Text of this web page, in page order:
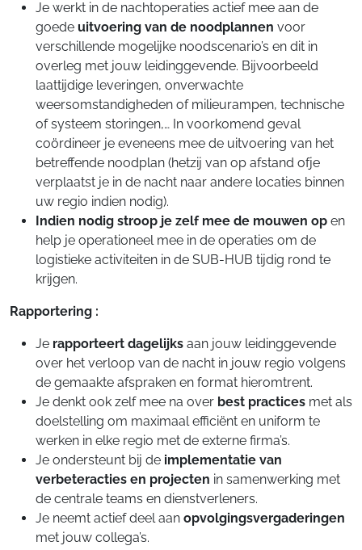
Je werkt in de nachtoperaties actief mee aan de
goede uitvoering van de noodplannen voor
verschillende mogelijke noodscenario’s en dit in
overleg met jouw leidinggevende. Bijvoorbeeld
laattijdige leveringen, onverwachte
weersomstandigheden of milieurampen, technische
of systeem storingen,… In voorkomend geval
coördineer je eveneens mee de uitvoering van het
betreffende noodplan (hetzij van op afstand ofje
verplaatst je in de nacht naar andere locaties binnen
uw regio indien nodig).
Indien nodig stroop je zelf mee de mouwen op en
help je operationeel mee in de operaties om de
logistieke activiteiten in de SUB-HUB tijdig rond te
krijgen.
Rapportering :
Je rapporteert dagelijks aan jouw leidinggevende
over het verloop van de nacht in jouw regio volgens
de gemaakte afspraken en format hieromtrent.
Je denkt ook zelf mee na over best practices met als
doelstelling om maximaal efficiënt en uniform te
werken in elke regio met de externe firma’s.
Je ondersteunt bij de implementatie van
verbeteracties en projecten in samenwerking met
de centrale teams en dienstverleners.
Je neemt actief deel aan opvolgingsvergaderingen
met jouw collega’s.